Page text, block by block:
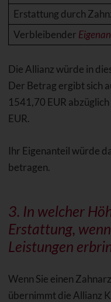
Erstattung durch
Verbleibender
Die Allianz würde in
Der Betrag ergibt sich
1541,70 EUR abzüglich
EUR.
Ihr Eigenanteil würde
betragen.
3. In welcher
Erstattung,
Leistungen
Wenn Sie einen
übernimmt die Allianz